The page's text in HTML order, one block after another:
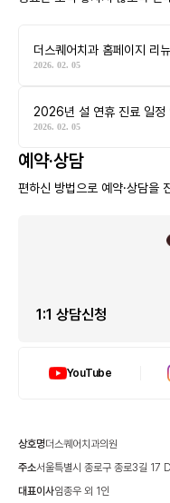
더스퀘어치과 홈페이지 리
2026. 02. 05
2026년 설 연휴 진료 일정
2026. 02. 05
예약·상담
편하신 방법으로 예약·상담을
1:1 상담신청
YouTube
상호명더스퀘어치과의원
주소서울특별시 종로구 종로3길 17
대표이사임종우 외 1인